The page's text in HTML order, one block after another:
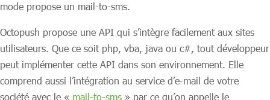
mode propose un mail-to-sms.
Octopush propose une API qui s’intègre facilement aux sites
utilisateurs. Que ce soit php, vba, java ou c#, tout développeur
peut implémenter cette API dans son environnement. Elle
comprend aussi l’intégration au service d’e-mail de votre
société avec le « mail-to-sms » par ce qu’on appelle le